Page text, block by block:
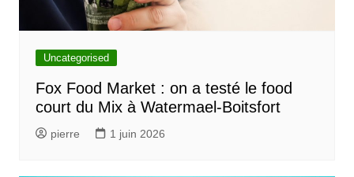
Uncategorised
Fox Food Market : on a testé le food
court du Mix à Watermael-Boitsfort
pierre 1 juin 2026